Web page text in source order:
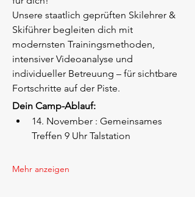
Unsere staatlich geprüften Skilehrer &
Skiführer begleiten dich mit
modernsten Trainingsmethoden,
intensiver Videoanalyse und
individueller Betreuung – für sichtbare
Fortschritte auf der Piste.
Dein Camp-Ablauf:
14. November : Gemeinsames
Treffen 9 Uhr Talstation
Mehr anzeigen